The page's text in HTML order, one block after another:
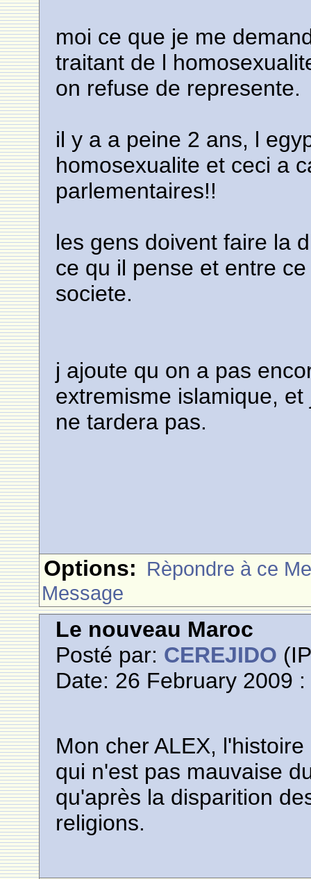
moi ce que je me
traitant de l
on refuse de represente.
il y a a peine 2 ans, l
homosexualite et ceci a
parlementaires!!
les gens doivent faire la
ce qu il pense et entre
societe.
j ajoute qu on a pas
extremisme islamique,
ne tardera pas.
Options: Rèpondre à ce
Message
Le nouveau Maroc
Posté par: CEREJIDO
Date: 26 February 2009
Mon cher ALEX,
qui n'est pas mauvaise
qu'après la disparition
religions.